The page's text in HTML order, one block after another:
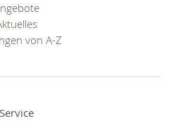
von A-Z
Service